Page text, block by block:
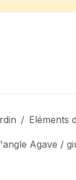
Eléments
Agave /